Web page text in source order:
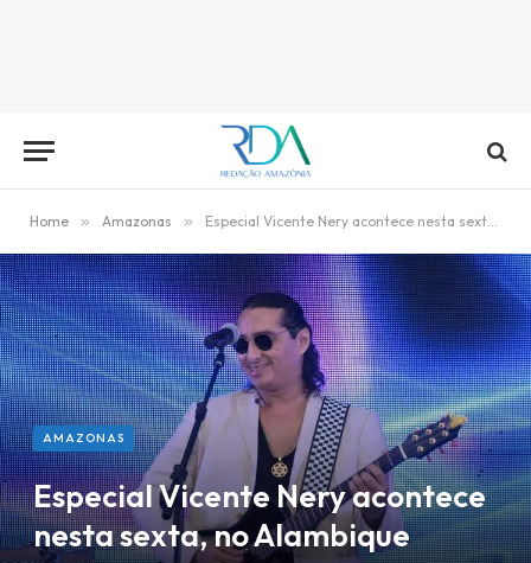
Home » Amazonas » Especial Vicente Nery acontece nesta sexta, no Alambique
AMAZONAS
Especial Vicente Nery acontece
nesta sexta, no Alambique